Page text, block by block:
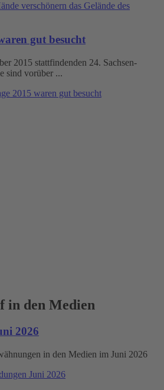
verschönern das Gelände des
gut besucht
2015 stattfindenden 24. Sachsen-
sind vorüber ...
2015 waren gut besucht
in den Medien
2026
in den Medien im Juni 2026
Juni 2026